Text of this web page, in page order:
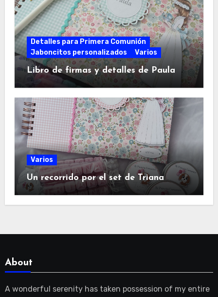
Detalles para Primera Comunión
Jaboncitos personalizados
Varios
Libro de firmas y detalles de Paula
Varios
Un recorrido por el set de Triana
About
A wonderful serenity has taken possession of my entire